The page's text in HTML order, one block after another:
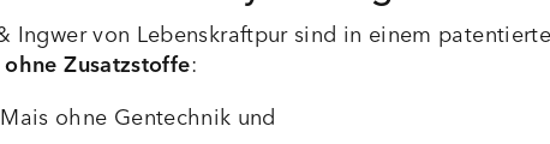
Ingwer von Lebenskraftpur sind in einem
ohne Zusatzstoffe:
ohne Gentechnik und